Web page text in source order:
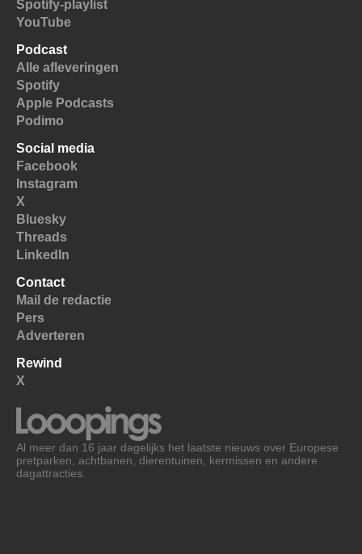
Spotify-playlist
YouTube
Podcast
Alle afleveringen
Spotify
Apple Podcasts
Podimo
Social media
Facebook
Instagram
X
Bluesky
Threads
LinkedIn
Contact
Mail de redactie
Pers
Adverteren
Rewind
X
Al meer dan 16 jaar dagelijks het laatste nieuws over Europese
pretparken, achtbanen, dierentuinen, kermissen en andere
dagattracties.